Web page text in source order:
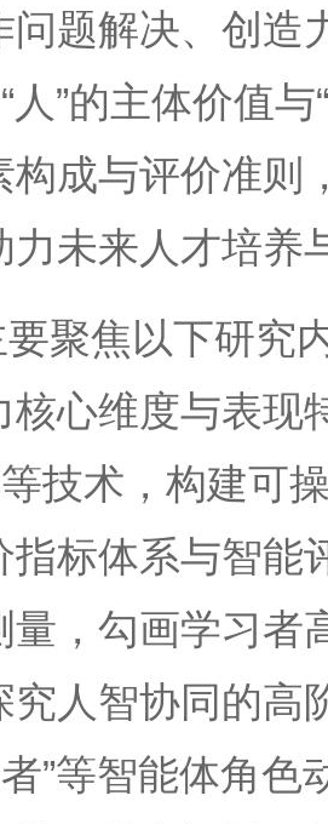
问题解决、创造
人”的主体价值
构成与评价准则
力未来人才培养
聚焦以下研究
核心维度与表现
技术，构建可
指标体系与智能
量，勾画学习者
人智协同的高
者”等智能体角